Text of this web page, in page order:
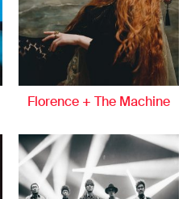
Florence + The Machine